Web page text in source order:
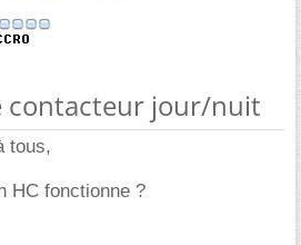
contacteur jour/nuit
tous,
HC fonctionne ?